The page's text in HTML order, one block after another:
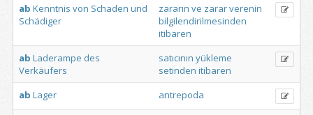
ab Kenntnis von Schaden und
Schädiger
zararın ve zararverenin
bilgilendirilmesinden
itibaren
ab Laderampe des
Verkäufers
satıcının yükleme
setinden itibaren
ab Lager antrepoda